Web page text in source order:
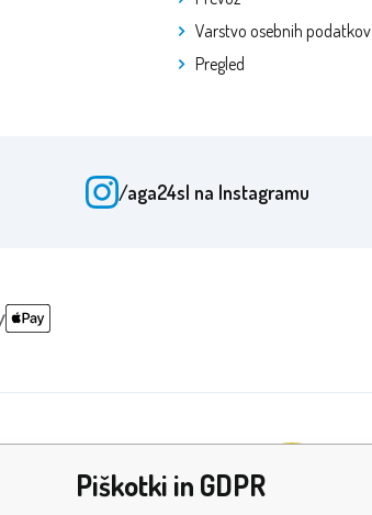
Varstvo osebnih podatkov
Pregled
/aga24sl na Instagramu
Piškotki in GDPR